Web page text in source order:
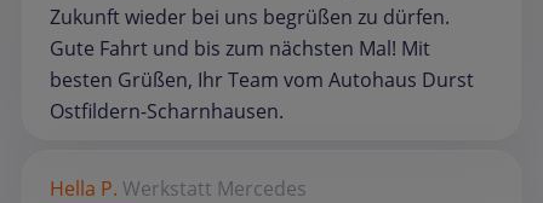
Zukunft wieder bei uns begrüßen zu dürfen.
Gute Fahrt und bis zum nächsten Mal! Mit
besten Grüßen, Ihr Team vom Autohaus Durst
Ostfildern-Scharnhausen.
Hella P. Werkstatt Mercedes